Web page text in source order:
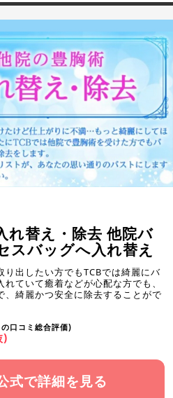
れ替え・除去 他院バ
バッグへ入れ替え
出したい方でもTCBでは綺麗にバ
ていて癒着などが心配な方でも、
、綺麗かつ安全に除去することがで
口コミ総合評価)
)
式で詳細を見る